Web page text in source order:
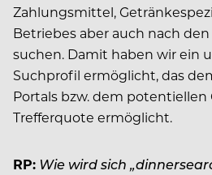
Zahlungsmittel,
Betriebes aber auch nach
suchen. Damit haben wir ein
Suchprofil ermöglicht, das
Portals bzw. dem potentiellen
Trefferquote ermöglicht.
RP: Wie wird sich